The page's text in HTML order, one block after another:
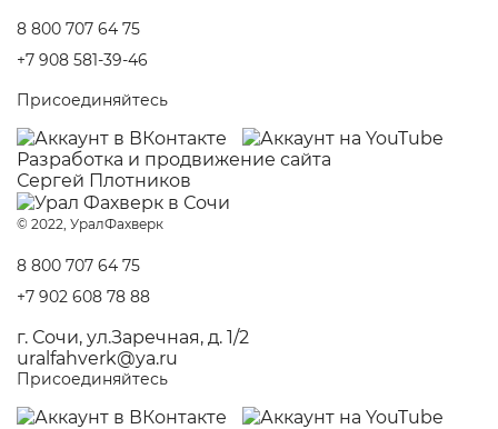
8 800 707 64 75
+7 908 581-39-46
Присоединяйтесь
Разработка и продвижение сайта
Сергей Плотников
© 2022, УралФахверк
8 800 707 64 75
+7 902 608 78 88
г. Сочи, ул.Заречная, д. 1/2
uralfahverk@ya.ru
Присоединяйтесь